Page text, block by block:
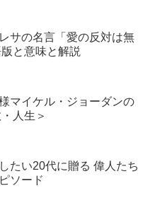
サの名言「愛の反対は無
と意味と解説
マイケル・ジョーダンの
人生＞
たい20代に贈る 偉人たち
ソード